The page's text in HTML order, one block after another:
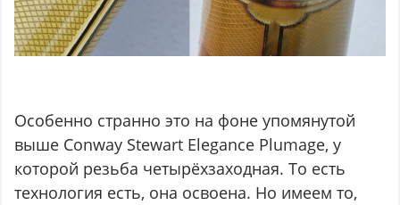
Особенно странно это на фоне упомянутой
выше Conway Stewart Elegance Plumage, у
которой резьба четырёхзаходная. То есть
технология есть, она освоена. Но имеем то,